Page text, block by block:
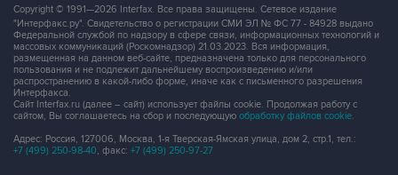
Copyright © 1991—2026 Interfax. Все права защищены. Сетевое издание
"Интерфакс.ру". Свидетельство о регистрации СМИ ЭЛ № ФС 77 - 84928 выдано
Федеральной службой по надзору в сфере связи, информационных технологий и
массовых коммуникаций (Роскомнадзор) 21.03.2023. Вся информация,
размещенная на данном веб-сайте, предназначена только для персонального
пользования и не подлежит дальнейшему воспроизведению и/или
распространению в какой-либо форме, иначе как с письменного разрешения
Интерфакса.
Сайт Interfax.ru (далее – сайт) использует файлы cookie. Продолжая работу с
сайтом, Вы соглашаетесь на сбор и последующую обработку файлов cookie.
Адрес: Россия, 127006, Москва, 1-я Тверская-Ямская улица, дом 2, стр.1, тел.:
+7 (499) 250-98-40, факс: +7 (499) 250-97-27